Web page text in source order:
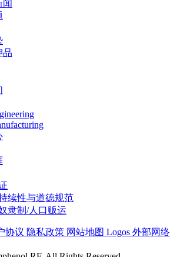
闻
品
续性与道德规范
隶制/人口贩运
协议 隐私政策 网站地图 Logos 外部网络